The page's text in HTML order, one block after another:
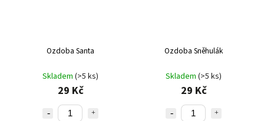
Ozdoba Santa
Skladem (>5 ks)
29 Kč
Ozdoba Sněhulák
Skladem (>5 ks)
29 Kč